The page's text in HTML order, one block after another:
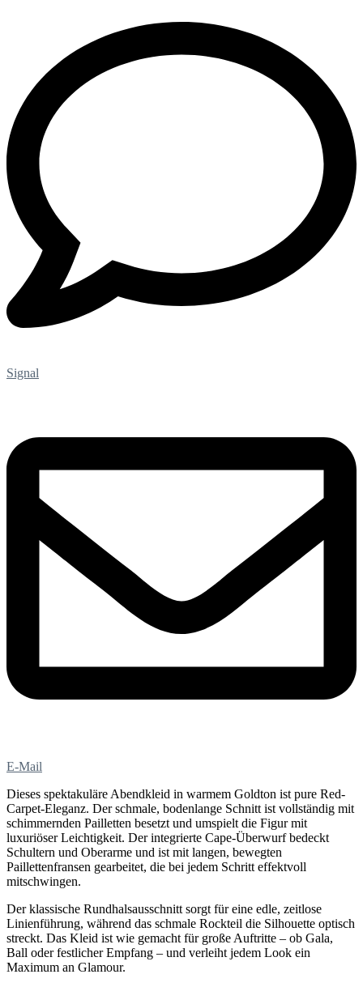
Signal
E-Mail
Dieses spektakuläre Abendkleid in warmem Goldton ist pure Red-
Carpet-Eleganz. Der schmale, bodenlange Schnitt ist vollständig mit
schimmernden Pailletten besetzt und umspielt die Figur mit
luxuriöser Leichtigkeit. Der integrierte Cape-Überwurf bedeckt
Schultern und Oberarme und ist mit langen, bewegten
Paillettenfransen gearbeitet, die bei jedem Schritt effektvoll
mitschwingen.
Der klassische Rundhalsausschnitt sorgt für eine edle, zeitlose
Linienführung, während das schmale Rockteil die Silhouette optisch
streckt. Das Kleid ist wie gemacht für große Auftritte – ob Gala,
Ball oder festlicher Empfang – und verleiht jedem Look ein
Maximum an Glamour.